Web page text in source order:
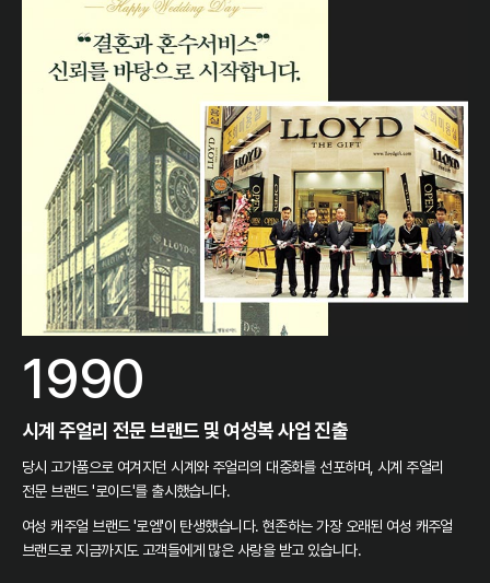
1990
시계 주얼리 전문 브랜드 및 여성복 사업 진출
당시 고가품으로 여겨지던 시계와 주얼리의 대중화를 선포하며, 시계 주얼리
전문 브랜드 '로이드'를 출시했습니다.
여성 캐주얼 브랜드 '로엠'이 탄생했습니다. 현존하는 가장 오래된 여성 캐주얼
브랜드로 지금까지도 고객들에게 많은 사랑을 받고 있습니다.